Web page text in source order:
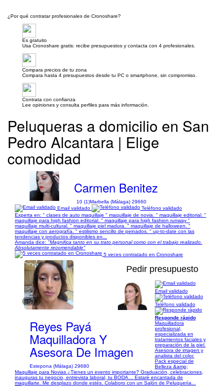
¿Por qué contratar profesionales de Cronoshare?
Es gratuito
Usa Cronoshare gratis: recibe presupuestos y contacta con 4 profesionales.
Compara precios de tu zona
Compara hasta 4 presupuestos desde tu PC o smartphone, sin compromiso.
Contrata con confianza
Lee opiniones y consulta perfiles para más información.
Peluqueras a domicilio en San
Pedro Alcantara | Elige
comodidad
Carmen Benitez
10 (1)Marbella (Málaga) 29660
Email validado
Teléfono validado
Experta en: " clases de auto maquillaje " maquillaje de novia. " maquillaje editorial. "
maquillaje para high fashion editorial. " maquillaje para high fashion runway "
maquillaje multi-cultural. " maquillaje piel madura. " maquillaje de halloween. "
maquillaje con aerografía. " estilismo sencillo de peinados. " up-to-date con las
tendencias y productos disponibles en...
Amanda dice: "Magnifica tanto en su trato personal como con el trabajo realizado.
Absolutamente recomendable"
5 veces contratado en Cronoshare
1/30
Pedir presupuesto
Reyes Payá
Maquilladora Y
Asesora De Imagen
Estepona (Málaga) 29680
Email validado
Teléfono validado
Responde rápido
Maquilladora
profesional,
especializada en
tratamientos faciales y
preparación de la piel.
Asesora de imagen y
analista del color.
Pack especial de
Belleza &amp;
Maquillaje para Novias ¿Tienes un evento importante? Graduación, celebraciones,
inauguras tu negocio, entrevista laboral, tu BODA… Estaré encantada de
maquillarte. Me desplazo donde estés. Colaboro con un Salón de Peluquería...